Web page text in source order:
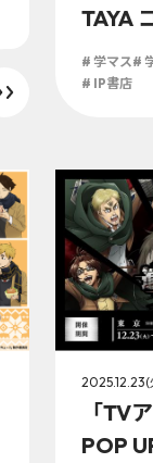
TAYA
『Wild
# 学マス#
# IP書店
「TV
POP